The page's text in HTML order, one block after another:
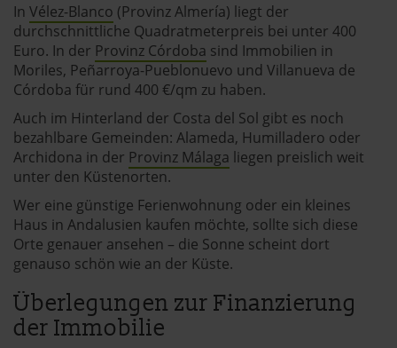
In Vélez-Blanco (Provinz Almería) liegt der
durchschnittliche Quadratmeterpreis bei unter 400
Euro. In der Provinz Córdoba sind Immobilien in
Moriles, Peñarroya-Pueblonuevo und Villanueva de
Córdoba für rund 400 €/qm zu haben.
Auch im Hinterland der Costa del Sol gibt es noch
bezahlbare Gemeinden: Alameda, Humilladero oder
Archidona in der Provinz Málaga liegen preislich weit
unter den Küstenorten.
Wer eine günstige Ferienwohnung oder ein kleines
Haus in Andalusien kaufen möchte, sollte sich diese
Orte genauer ansehen – die Sonne scheint dort
genauso schön wie an der Küste.
Überlegungen zur Finanzierung
der Immobilie